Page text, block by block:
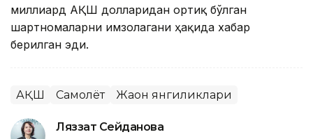
миллиард АҚШ долларидан ортиқ бўлган
шартномаларни имзолагани ҳақида хабар
берилган эди.
АҚШ Самолёт Жаҳон янгиликлари
Ляззат Сейданова